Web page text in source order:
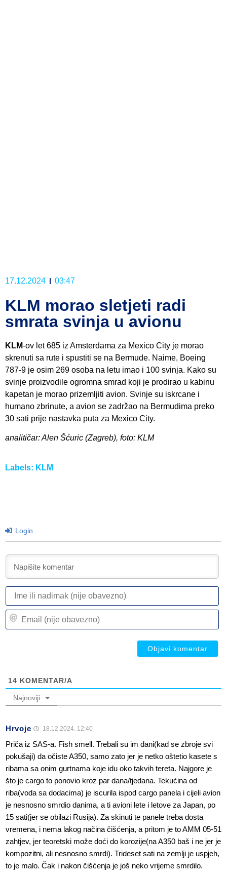
17.12.2024 03:47
KLM morao sletjeti radi
smrata svinja u avionu
KLM-ov let 685 iz Amsterdama za Mexico City je morao
skrenuti sa rute i spustiti se na Bermude. Naime, Boeing
787-9 je osim 269 osoba na letu imao i 100 svinja. Kako su
svinje proizvodile ogromna smrad koji je prodirao u kabinu
kapetan je morao prizemljiti avion. Svinje su iskrcane i
humano zbrinute, a avion se zadržao na Bermudima preko
30 sati prije nastavka puta za Mexico City.
analitičar: Alen Šćuric (Zagreb), foto: KLM
Labels: KLM
Login
14 KOMENTAR/A
Najnoviji
Hrvoje 18.12.2024. 12:40
Priča iz SAS-a. Fish smell. Trebali su im dani(kad se zbroje svi
pokušaji) da očiste A350, samo zato jer je netko oštetio kasete s
ribama sa onim gurtnama koje idu oko takvih tereta. Najgore je
što je cargo to ponovio kroz par dana/tjedana. Tekućina od
riba(voda sa dodacima) je iscurila ispod cargo panela i cijeli avion
je nesnosno smrdio danima, a ti avioni lete i letove za Japan, po
15 sati(jer se obilazi Rusija). Za skinuti te panele treba dosta
vremena, i nema lakog načina čišćenja, a pritom je to AMM 05-51
zahtjev, jer teoretski može doći do korozije(na A350 baš i ne jer je
kompozitni, ali nesnosno smrdi). Trideset sati na zemlji je uspjeh,
to je malo. Čak i nakon čišćenja je još neko vrijeme smrdilo.